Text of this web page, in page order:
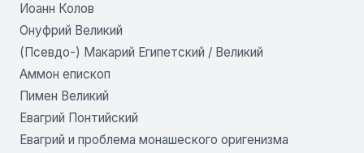
Иоанн Колов
Онуфрий Великий
(Псевдо-) Макарий Египетский / Великий
Аммон епископ
Пимен Великий
Евагрий Понтийский
Евагрий и проблема монашеского оригенизма